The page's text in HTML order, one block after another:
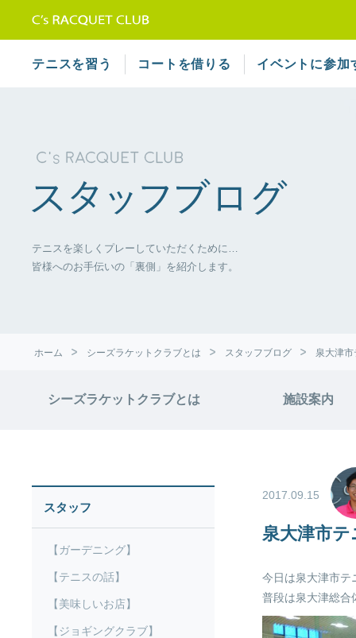
テニスを習う コートを借りる イベントに参加
テニスを楽しくプレーしていただくために…
皆様へのお手伝いの「裏側」を紹介します。
ホーム シーズラケットクラブとは スタッフブログ 泉大津
シーズラケットクラブとは 施設案内
2017.09.15
泉大津市
今日は泉大津市テ
普段は泉大津総合
スタッフ
【ガーデニング】
【テニスの話】
【美味しいお店】
【ジョギングクラブ】